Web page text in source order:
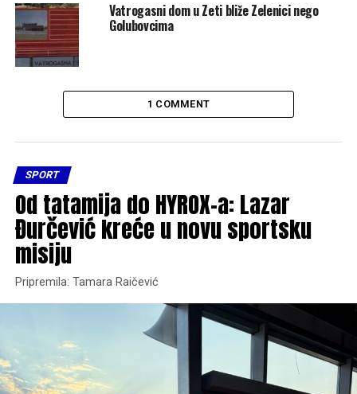
Vatrogasni dom u Zeti bliže Zelenici nego
Golubovcima
1 COMMENT
SPORT
Od tatamija do HYROX-a: Lazar
Đurčević kreće u novu sportsku
misiju
Pripremila: Tamara Raičević